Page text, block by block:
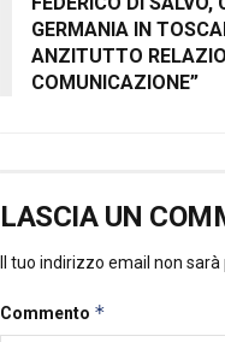
GERMANIA IN
ANZITUTTO
COMUNICAZIONE”
LASCIA UN
Il tuo indirizzo email non sarà
Commento *